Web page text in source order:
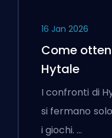
16 Jan 2026
Come
Hytale
I confronti di
si fermano
i giochi. …